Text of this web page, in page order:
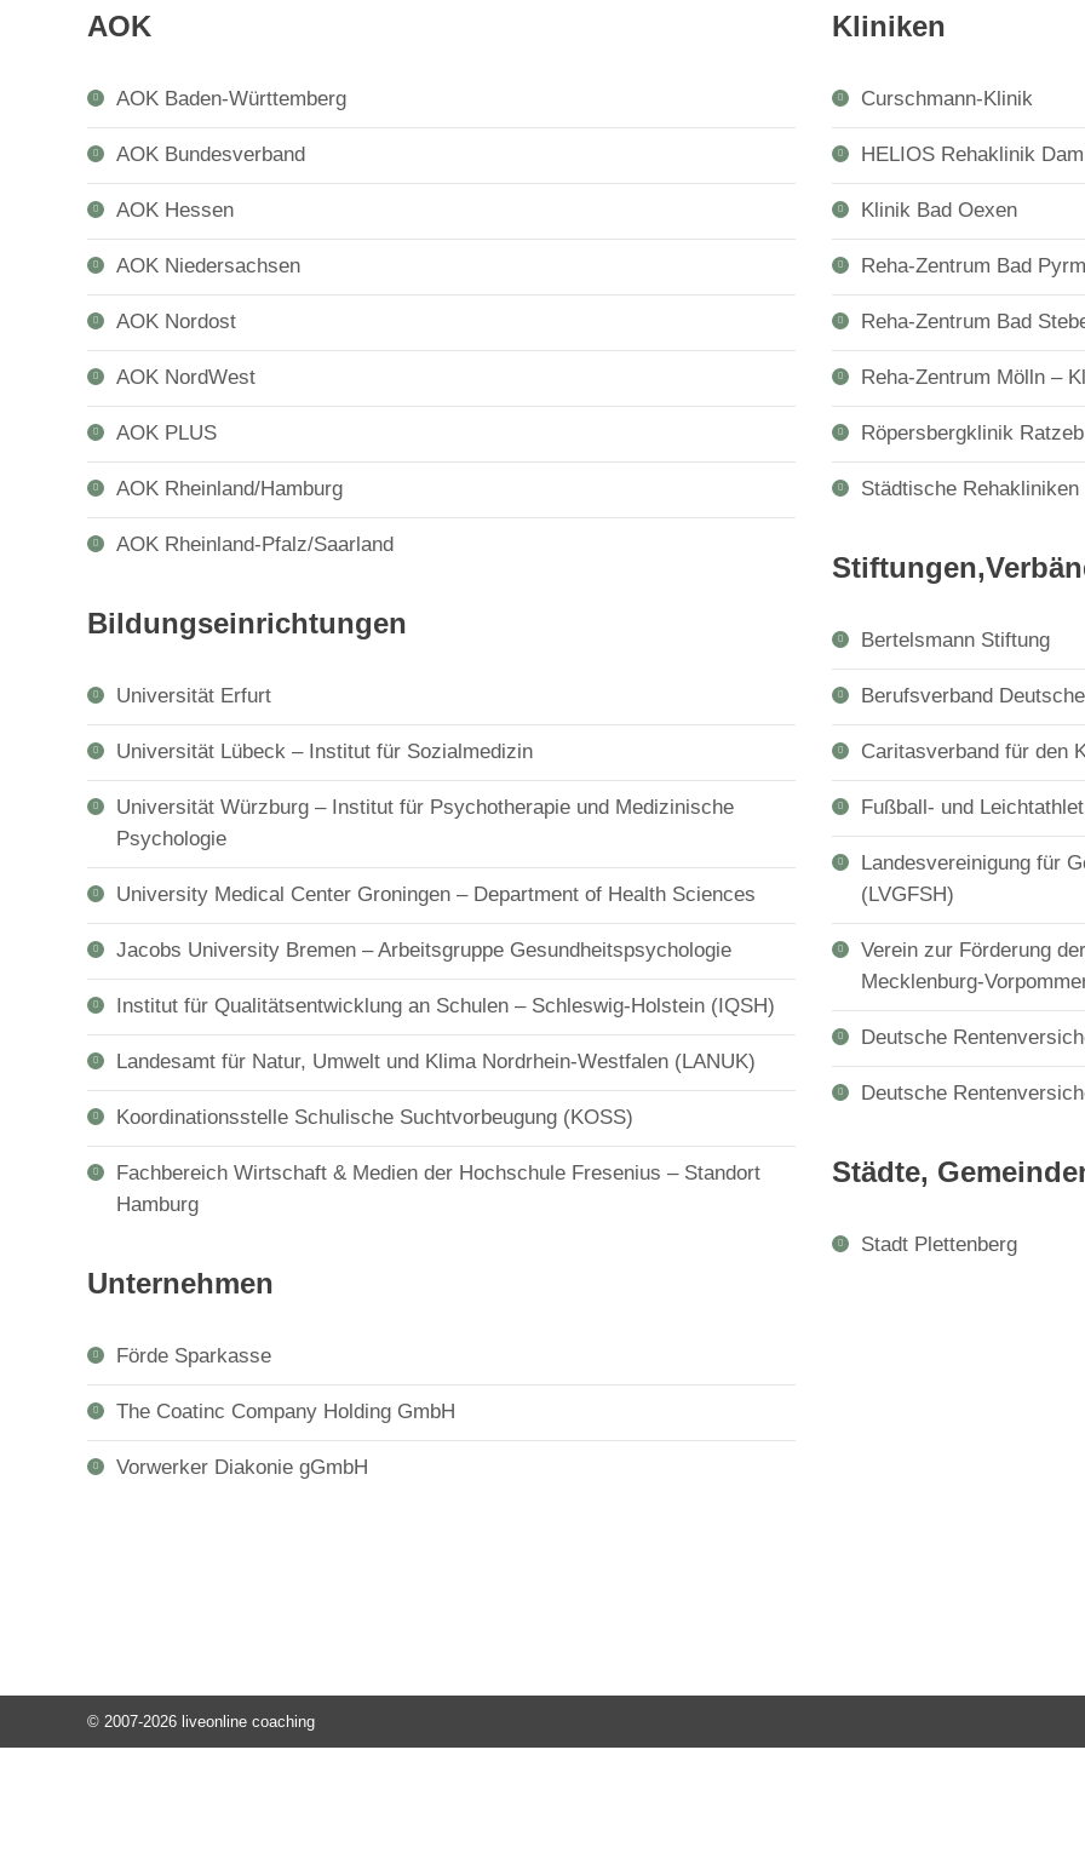
AOK
AOK Baden-Württemberg
AOK Bundesverband
AOK Hessen
AOK Niedersachsen
AOK Nordost
AOK NordWest
AOK PLUS
AOK Rheinland/Hamburg
AOK Rheinland-Pfalz/Saarland
Bildungseinrichtungen
Universität Erfurt
Universität Lübeck – Institut für Sozialmedizin
Universität Würzburg – Institut für Psychotherapie und Medizinische
Psychologie
University Medical Center Groningen – Department of Health Sciences
Jacobs University Bremen – Arbeitsgruppe Gesundheitspsychologie
Institut für Qualitätsentwicklung an Schulen – Schleswig-Holstein (IQSH)
Landesamt für Natur, Umwelt und Klima Nordrhein-Westfalen (LANUK)
Koordinationsstelle Schulische Suchtvorbeugung (KOSS)
Fachbereich Wirtschaft & Medien der Hochschule Fresenius – Standort
Hamburg
Unternehmen
Förde Sparkasse
The Coatinc Company Holding GmbH
Vorwerker Diakonie gGmbH
Kliniken
Curschmann-Klinik
HELIOS Rehaklinik
Klinik Bad Oexen
Reha-Zentrum Bad
Reha-Zentrum Bad
Reha-Zentrum Mölln –
Röpersbergklinik
Städtische Rehakliniken
Bertelsmann Stiftung
Berufsverband
Caritasverband für den
Fußball- und
Landesvereinigung für
(LVGFSH)
Verein zur Förderung
Mecklenburg-
Deutsche
Deutsche
Städte,
Stadt Plettenberg
© 2007-2026 liveonline coaching